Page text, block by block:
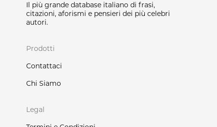
Il più grande database italiano di frasi,
citazioni, aforismi e pensieri dei più celebri
autori.
Prodotti
Contattaci
Chi Siamo
Legal